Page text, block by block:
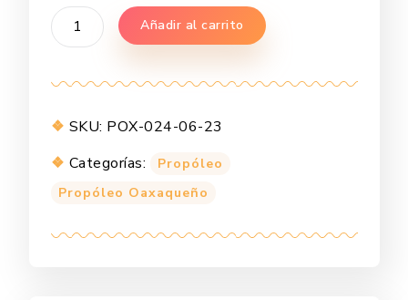
Propoleo
Oaxaqueño
Eucalípto
Añadir al carrito
SKU: POX-024-06-23
Categorías:
Propóleo
Propóleo Oaxaqueño